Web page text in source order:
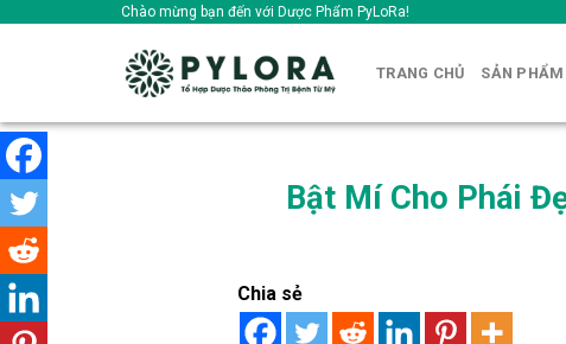
Chào mừng bạn đến với Dược Phẩm PyLoRa!
TRANG CHỦ SẢN PHẨM
Bật Mí Cho Phái
Chia sẻ